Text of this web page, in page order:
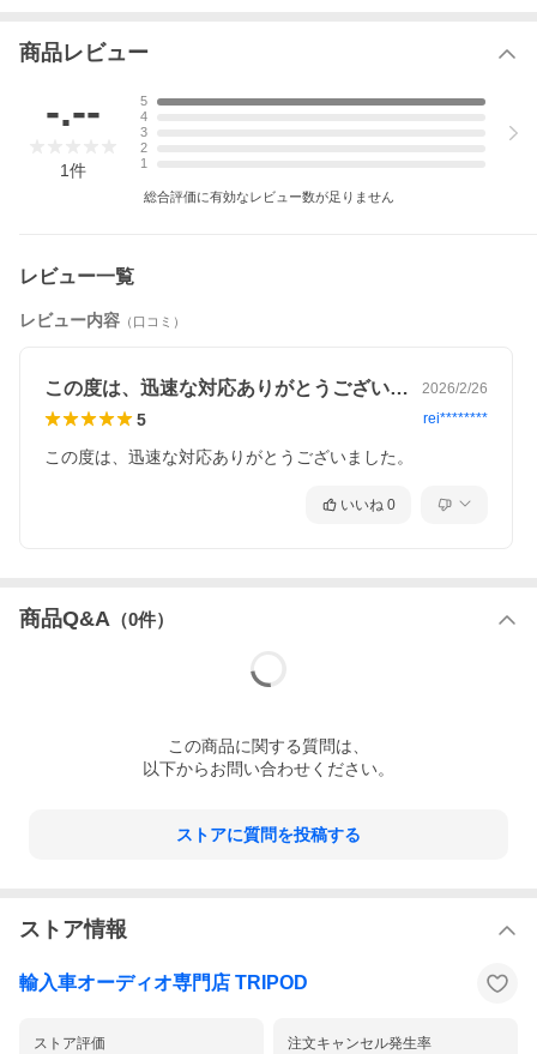
・自動で収納時に誤って足を乗せるなどした場合も、挟み
途中で止めてしまった場合は、ドアの開け閉めで通常の
作動に戻ります。
・ 日本語取説同梱しています。
注意事項
※車輌の個体差によって多少の合わせ等は別途必要になる
・取り付け、 使用に関しては正しい知識、 技術が必要で
す。
当店では一切責任を負いません。
商品レビュー
-.--
1件
5
4
3
2
1
総合評価に有効なレビュー数が足りません
レビュー一覧
レビュー内容 （口コミ）
この度は、迅速な対応ありがとうございま… 2026/2/26
5 rei********
この度は、迅速な対応ありがとうございました。
いいね 0
商品Q&A （0件）
この商品に関する質問は、
以下からお問い合わせください。
ストアに質問を投稿する
ストア情報
輸入車オーディオ専門店 TRIPOD
ストア評価 注文キャンセル発生率